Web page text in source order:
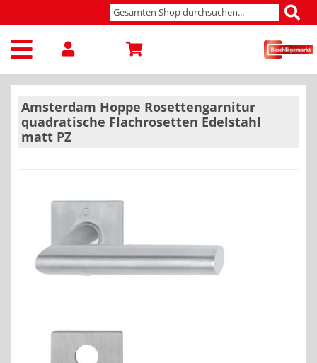
Amsterdam Hoppe Rosettengarnitur
quadratische Flachrosetten Edelstahl
matt PZ